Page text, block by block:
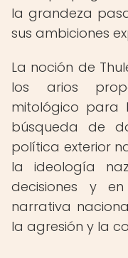
la grandeza
sus ambiciones
La noción de
los arios
mitológico para
búsqueda de
política exterior
la ideología
decisiones y
narrativa
la agresión y la